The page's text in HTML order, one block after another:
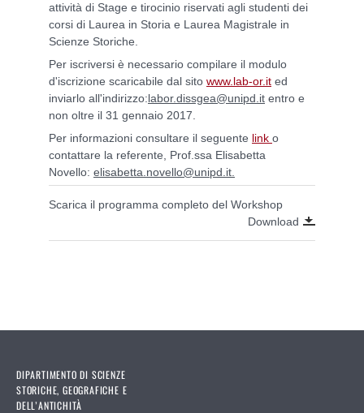
attività di Stage e tirocinio riservati agli studenti dei
corsi di Laurea in Storia e Laurea Magistrale in
Scienze Storiche.
Per iscriversi è necessario compilare il modulo
d'iscrizione scaricabile dal sito www.lab-or.it ed
inviarlo all'indirizzo:labor.dissgea@unipd.it entro e
non oltre il 31 gennaio 2017.
Per informazioni consultare il seguente link o
contattare la referente, Prof.ssa Elisabetta
Novello: elisabetta.novello@unipd.it
Scarica il programma completo del Workshop
Download
DIPARTIMENTO DI SCIENZE
STORICHE, GEOGRAFICHE E
DELL’ANTICHITÀ